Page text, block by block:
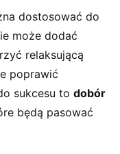
dostosować do⁣
może dodać
relaksującą⁣
poprawić
sukcesu⁤ to dobór
będą pasować